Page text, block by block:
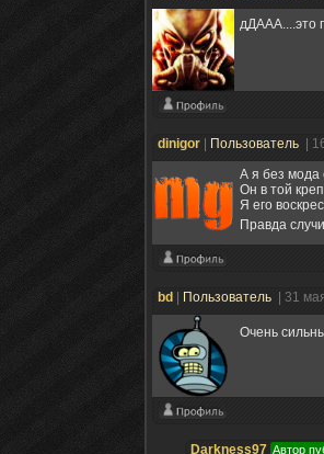
дДААА....это
dinigor Пользователь
|
А я без мода
Он в той
Я его
Правда
bd Пользователь | 31
Очень
Darkness97 Автор